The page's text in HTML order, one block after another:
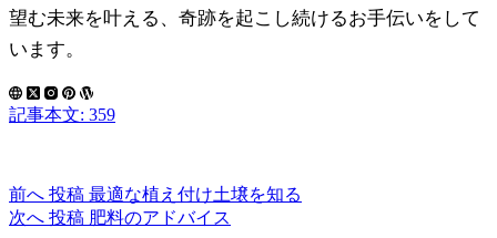
望む未来を叶える、奇跡を起こし続けるお手伝いをして
います。
記事本文: 359
前へ 投稿 最適な植え付け土壌を知る
次へ 投稿 肥料のアドバイス